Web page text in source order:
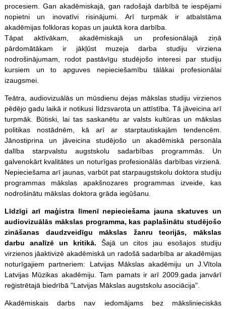
procesiem. Gan akadēmiskajā, gan radošajā darbībā te iespējami
nopietni un inovatīvi risinājumi. Arī turpmāk ir atbalstāma
akadēmijas folkloras kopas un jauktā kora darbība.
Tāpat aktīvākam, akadēmiskajā un profesionālajā ziņā
pārdomātākam ir jākļūst muzeja darba studiju virziena
nodrošinājumam, rodot pastāvīgu studējošo interesi par studiju
kursiem un to apguves nepieciešamību tālākai profesionālai
izaugsmei.
Teātra, audiovizuālās un mūsdienu dejas mākslas studiju virzienos
pēdējo gadu laikā ir notikusi līdzsvarota un attīstība. Tā jāveicina arī
turpmāk. Būtiski, lai tas saskanētu ar valsts kultūras un mākslas
politikas nostādnēm, kā arī ar starptautiskajām tendencēm.
Jānostiprina un jāveicina studējošo un akadēmiskā personāla
dalība starpvalstu augstskolu sadarbības programmās. Un
galvenokārt kvalitātes un noturīgas profesionālās darbības virzienā.
Nepieciešama arī jaunas, varbūt pat starpaugstskolu doktora studiju
programmas mākslas apakšnozares programmas izveide, kas
nodrošinātu mākslas doktora grāda iegūšanu.
Līdzīgi arī maģistra līmenī nepieciešama jauna skatuves un
audiovizuālās mākslas programma, kas paplašinātu studējošo
zināšanas daudzveidīgu mākslas žanru teorijās, mākslas
darbu analīzē un kritikā. Šajā un citos jau esošajos studiju
virzienos jāaktivizē akadēmiskā un radošā sadarbība ar akadēmijas
noturīgajiem partneriem: Latvijas Mākslas akadēmiju un J.Vītola
Latvijas Mūzikas akadēmiju. Tam pamats ir arī 2009.gada janvārī
reģistrētajā biedrībā "Latvijas Mākslas augstskolu asociācija".
Akadēmiskais darbs nav iedomājams bez mākslinieciskās